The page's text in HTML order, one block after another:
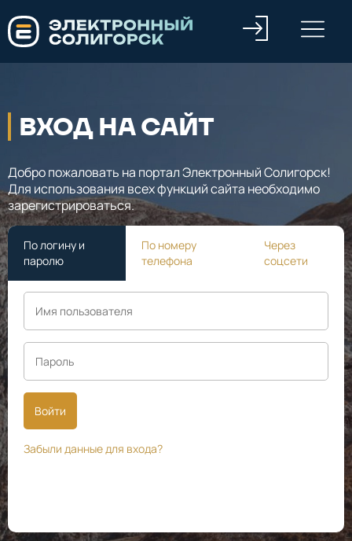
ВХОД НА САЙТ
Добро пожаловать на портал Электронный Солигорск!
Для использования всех функций сайта необходимо
зарегистрироваться.
По логину и
паролю
По номеру
телефона
Через
соцсети
Войти
Забыли данные для входа?